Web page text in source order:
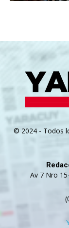
© 2024 - Todos
Av 7 Nro